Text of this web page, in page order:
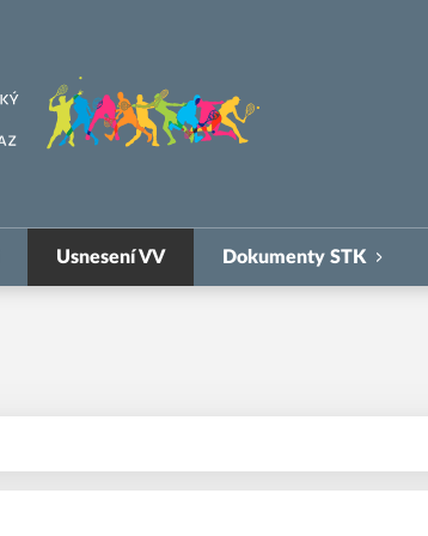
Usnesení VV Dokumenty STK